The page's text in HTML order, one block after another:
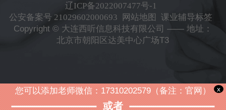
您可以添加老师微信：17310202579（备注：官网）
或者
x
辽ICP备2022007477号-1
公安备案号 21029602000693
网站地图
课业辅导标签
Copyright © 大连西听信息科技有限公司 —— 地址：
北京市朝阳区达美中心广场T3